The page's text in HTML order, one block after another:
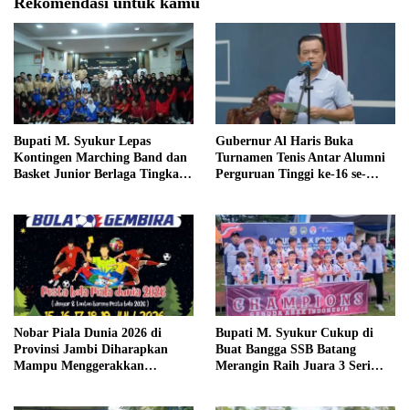
Bupati M. Syukur Lepas
Kontingen Marching Band dan
Basket Junior Berlaga Tingkat
Gubernur Al Haris Buka
Turnamen Tenis Antar Alumni
Perguruan Tinggi ke-16 se-
Nobar Piala Dunia 2026 di
Provinsi Jambi Diharapkan
Mampu Menggerakkan
Bupati M. Syukur Cukup di
Buat Bangga SSB Batang
Merangin Raih Juara 3 Seri